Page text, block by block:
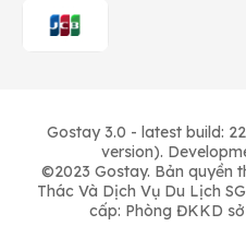
Gostay 3.0 - latest build:
version).
©2023 Gostay. Bản quyền
Thác Và Dịch Vụ Du Lịch
cấp: Phòng ĐKKD